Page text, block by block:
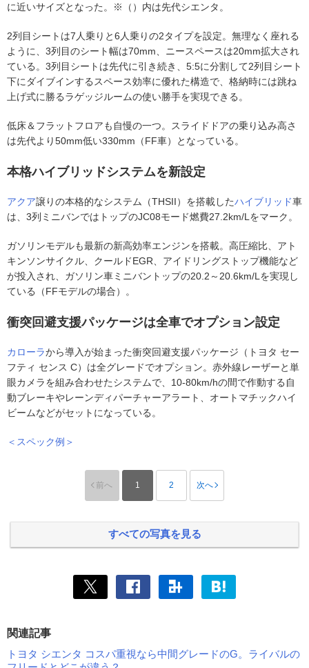
に近いサイズとなった。※（）内は先代シエンタ。
2列目シートは7人乗りと6人乗りの2タイプを設定。無理なく座れる
ように、3列目のシート幅は70mm、ニースペースは20mm拡大され
ている。3列目シートは先代に引き続き、5:5に分割して2列目シート
下にダイブインするスペース効率に優れた構造で、格納時には跳ね
上げ式に勝るラゲッジルームの使い勝手を実現できる。
低床＆フラットフロアも自慢の一つ。スライドドアの乗り込み高さ
は先代より50mm低い330mm（FF車）となっている。
本格ハイブリッドシステムを新設定
アクア譲りの本格的なシステム（THSII）を搭載したハイブリッド車
は、3列ミニバンではトップのJC08モード燃費27.2km/Lをマーク。
ガソリンモデルも最新の新高効率エンジンを搭載。高圧縮比、アト
キンソンサイクル、クールドEGR、アイドリングストップ機能など
が投入され、ガソリン車ミニバントップの20.2～20.6km/Lを実現し
ている（FFモデルの場合）。
衝突回避支援パッケージは全車でオプション設定
カローラから導入が始まった衝突回避支援パッケージ（トヨタ セー
フティ センス C）は全グレードでオプション。赤外線レーザーと単
眼カメラを組み合わせたシステムで、10-80km/hの間で作動する自
動ブレーキやレーンディパーチャーアラート、オートマチックハイ
ビームなどがセットになっている。
＜スペック例＞
前へ 1 2 次へ
すべての写真を見る
関連記事
トヨタ シエンタ コスパ重視なら中間グレードのG。ライバルの